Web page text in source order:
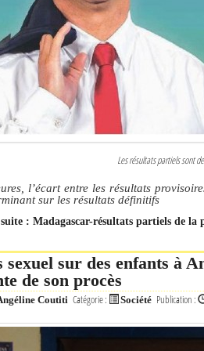
Les résultats partiels sont
l’écart entre les résultats
sur les résultats définitifs
: Madagascar-résultats partiels de la
sexuel sur des enfants à
de son procès
Coutiti Catégorie : Société Publication :